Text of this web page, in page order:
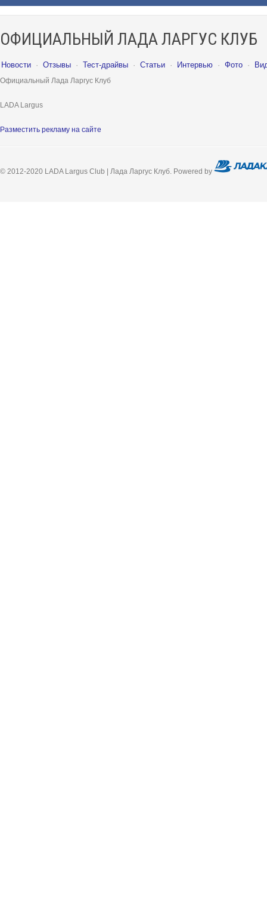
ОФИЦИАЛЬНЫЙ ЛАДА ЛАРГУС КЛУБ
Новости · Отзывы · Тест-драйвы · Статьи · Интервью · Фото ·
Официальный Лада Ларгус Клуб
LADA Largus
Разместить рекламу на сайте
© 2012-2020 LADA Largus Club | Лада Ларгус Клуб. Powered by